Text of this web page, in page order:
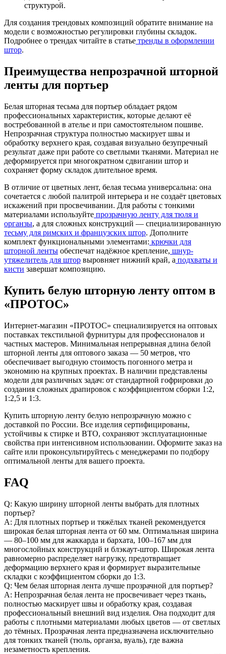
структурой.
Для создания трендовых композиций обратите внимание на
модели с возможностью регулировки глубины складок.
Подробнее о трендах читайте в статье тренды в оформлении
штор.
Преимущества непрозрачной шторной
ленты для портьер
Белая шторная тесьма для портьер обладает рядом
профессиональных характеристик, которые делают её
востребованной в ателье и при самостоятельном пошиве.
Непрозрачная структура полностью маскирует швы и
обработку верхнего края, создавая визуально безупречный
результат даже при работе со светлыми тканями. Материал не
деформируется при многократном сдвигании штор и
сохраняет форму складок длительное время.
В отличие от цветных лент, белая тесьма универсальна: она
сочетается с любой палитрой интерьера и не создаёт цветовых
искажений при просвечивании. Для работы с тонкими
материалами используйте прозрачную ленту для тюля и
органзы, а для сложных конструкций — специализированную
тесьму для римских и французских штор. Дополните
комплект функциональными элементами: крючки для
шторной ленты обеспечат надёжное крепление, шнур-
утяжелитель для штор выровняет нижний край, а подхваты и
кисти завершат композицию.
Купить белую шторную ленту оптом в
«ПРОТОС»
Интернет-магазин «ПРОТОС» специализируется на оптовых
поставках текстильной фурнитуры для профессионалов и
частных мастеров. Минимальная непрерывная длина белой
шторной ленты для оптового заказа — 50 метров, что
обеспечивает выгодную стоимость погонного метра и
экономию на крупных проектах. В наличии представлены
модели для различных задач: от стандартной гофрировки до
создания сложных драпировок с коэффициентом сборки 1:2,
1:2,5 и 1:3.
Купить шторную ленту белую непрозрачную можно с
доставкой по России. Все изделия сертифицированы,
устойчивы к стирке и ВТО, сохраняют эксплуатационные
свойства при интенсивном использовании. Оформите заказ на
сайте или проконсультируйтесь с менеджерами по подбору
оптимальной ленты для вашего проекта.
FAQ
Q: Какую ширину шторной ленты выбрать для плотных
портьер?
A: Для плотных портьер и тяжёлых тканей рекомендуется
широкая белая шторная лента от 60 мм. Оптимальная ширина
— 80–100 мм для жаккарда и бархата, 100–167 мм для
многослойных конструкций и блэкаут-штор. Широкая лента
равномерно распределяет нагрузку, предотвращает
деформацию верхнего края и формирует выразительные
складки с коэффициентом сборки до 1:3.
Q: Чем белая шторная лента лучше прозрачной для портьер?
A: Непрозрачная белая лента не просвечивает через ткань,
полностью маскирует швы и обработку края, создавая
профессиональный внешний вид изделия. Она подходит для
работы с плотными материалами любых цветов — от светлых
до тёмных. Прозрачная лента предназначена исключительно
для тонких тканей (тюль, органза, вуаль), где важна
незаметность крепления.